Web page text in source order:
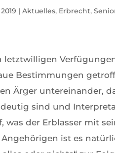
|Aktuelles, Erbrecht,
letztwilligen
Bestimmungen
Ärger untereinander,
sind und
was der Erblasser mit
ist es